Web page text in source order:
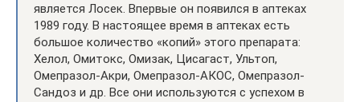
является Лосек. Впервые он появился в аптеках
1989 году. В настоящее время в аптеках есть
большое количество «копий» этого препарата:
Хелол, Омитокс, Омизак, Цисагаст, Ультоп,
Омепразол-Акри, Омепразол-АКОС, Омепразол-
Сандоз и др. Все они используются с успехом в